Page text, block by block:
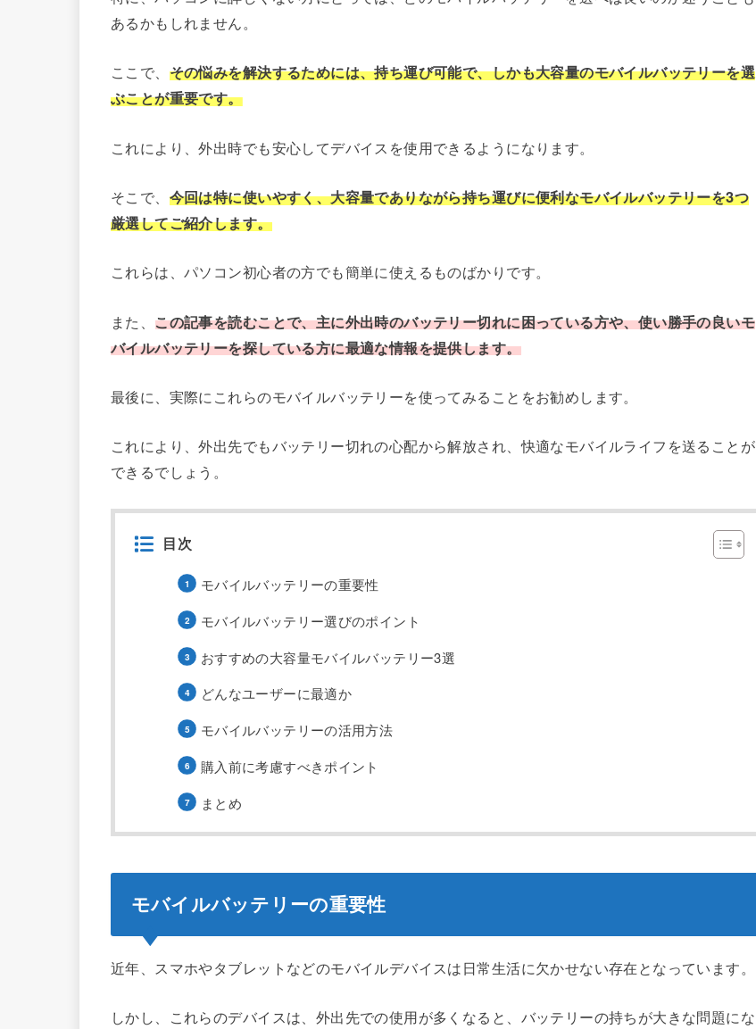
あるかもしれません。
ここで、 その悩みを解決するためには、持ち運び可能で、しかも大容量のモバイルバッテリーを選
ぶことが重要です。
これにより、外出時でも安心してデバイスを使用できるようになります。
そこで、 今回は特に使いやすく、大容量でありながら持ち運びに便利なモバイルバッテリーを3つ
厳選してご紹介します。
これらは、パソコン初心者の方でも簡単に使えるものばかりです。
また、 この記事を読むことで、主に外出時のバッテリー切れに困っている方や、使い勝手の良いモ
バイルバッテリーを探している方に最適な情報を提供します。
最後に、実際にこれらのモバイルバッテリーを使ってみることをお勧めします。
これにより、外出先でもバッテリー切れの心配から解放され、快適なモバイルライフを送ることが
できるでしょう。
目次
モバイルバッテリーの重要性
モバイルバッテリー選びのポイント
おすすめの大容量モバイルバッテリー3選
どんなユーザーに最適か
モバイルバッテリーの活用方法
購入前に考慮すべきポイント
まとめ
モバイルバッテリーの重要性
近年、スマホやタブレットなどのモバイルデバイスは日常生活に欠かせない存在となっています。
しかし、これらのデバイスは、外出先での使用が多くなると、バッテリーの持ちが大きな問題にな